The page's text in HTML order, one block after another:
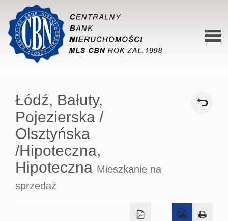
O
Łódź, Bałuty,
Pojezierska /
Olsztyńska
/Hipoteczna,
Hipoteczna Mieszkanie na
sprzedaż